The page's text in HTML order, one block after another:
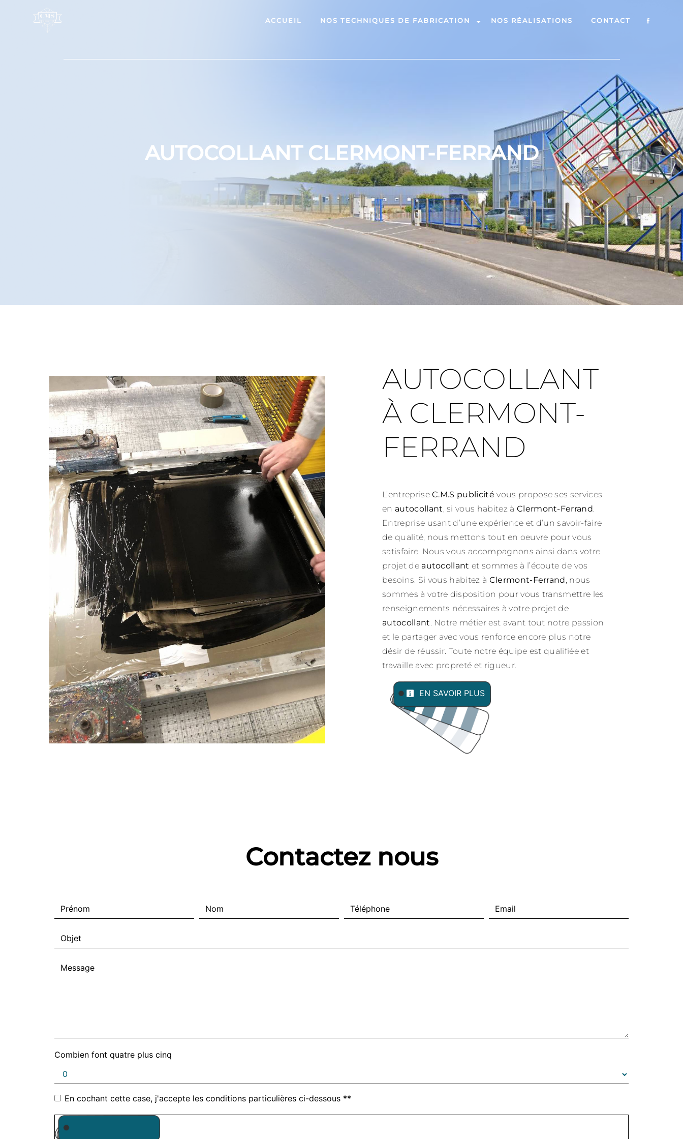
ACCUEIL NOS TECHNIQUES DE FABRICATION NOS RÉALISATIONS CONTACT
AUTOCOLLANT CLERMONT-FERRAND
AUTOCOLLANT
À CLERMONT-
FERRAND
L’entrepriseC.M.S publicité vous propose ses services
en autocollant, si vous habitez à Clermont-Ferrand.
Entreprise usant d’une expérience et d’un savoir-faire
de qualité, nous mettons tout en oeuvre pour vous
satisfaire. Nous vous accompagnons ainsi dans votre
projet de autocollant et sommes à l’écoute de vos
besoins. Si vous habitez à Clermont-Ferrand, nous
sommes à votre disposition pour vous transmettre les
renseignements nécessaires à votre projet de
autocollant. Notre métier est avant tout notre passion
et le partager avec vous renforce encore plus notre
désir de réussir. Toute notre équipe est qualifiée et
travaille avec propreté et rigueur.
EN SAVOIR PLUS
Contactez nous
Combien font quatre plus cinq
En cochant cette case, j'accepte les conditions particulières ci-dessous **